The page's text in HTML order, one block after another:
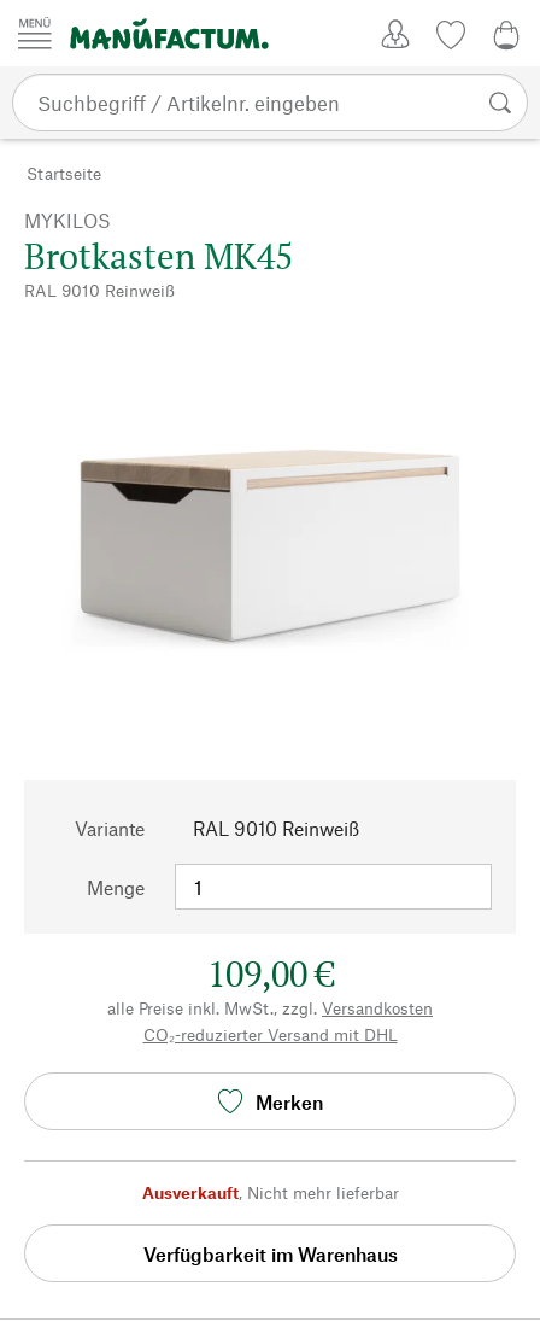
Zum Inhalt springen
Startseite
MYKILOS
Brotkasten MK45
RAL 9010 Reinweiß
Variante RAL 9010 Reinweiß
Menge
109,00 €
alle Preise inkl. MwSt., zzgl. Versandkosten
CO₂-reduzierter Versand mit DHL
Merken
Ausverkauft, Nicht mehr lieferbar
Verfügbarkeit im Warenhaus